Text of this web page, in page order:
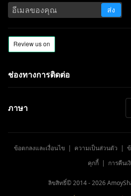
ส่ง
ช่องทางการติดต่อ
ภาษา
ข้อตกลงและเงื่อนไข | ความเป็นส่วนตัว |
คุกกี้| การคืนเ
ลิขสิทธิ์© 2014 -2026